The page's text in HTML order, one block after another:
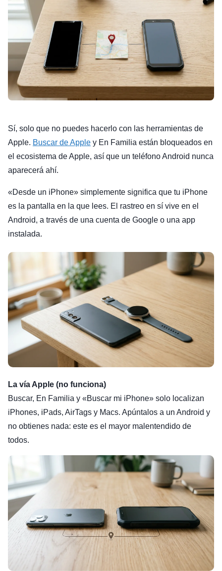
Sí, solo que no puedes hacerlo con las herramientas de
Apple. Buscar de Apple y En Familia están bloqueados en
el ecosistema de Apple, así que un teléfono Android nunca
aparecerá ahí.
«Desde un iPhone» simplemente significa que tu iPhone
es la pantalla en la que lees. El rastreo en sí vive en el
Android, a través de una cuenta de Google o una app
instalada.
La vía Apple (no funciona)
Buscar, En Familia y «Buscar mi iPhone» solo localizan
iPhones, iPads, AirTags y Macs. Apúntalos a un Android y
no obtienes nada: este es el mayor malentendido de
todos.